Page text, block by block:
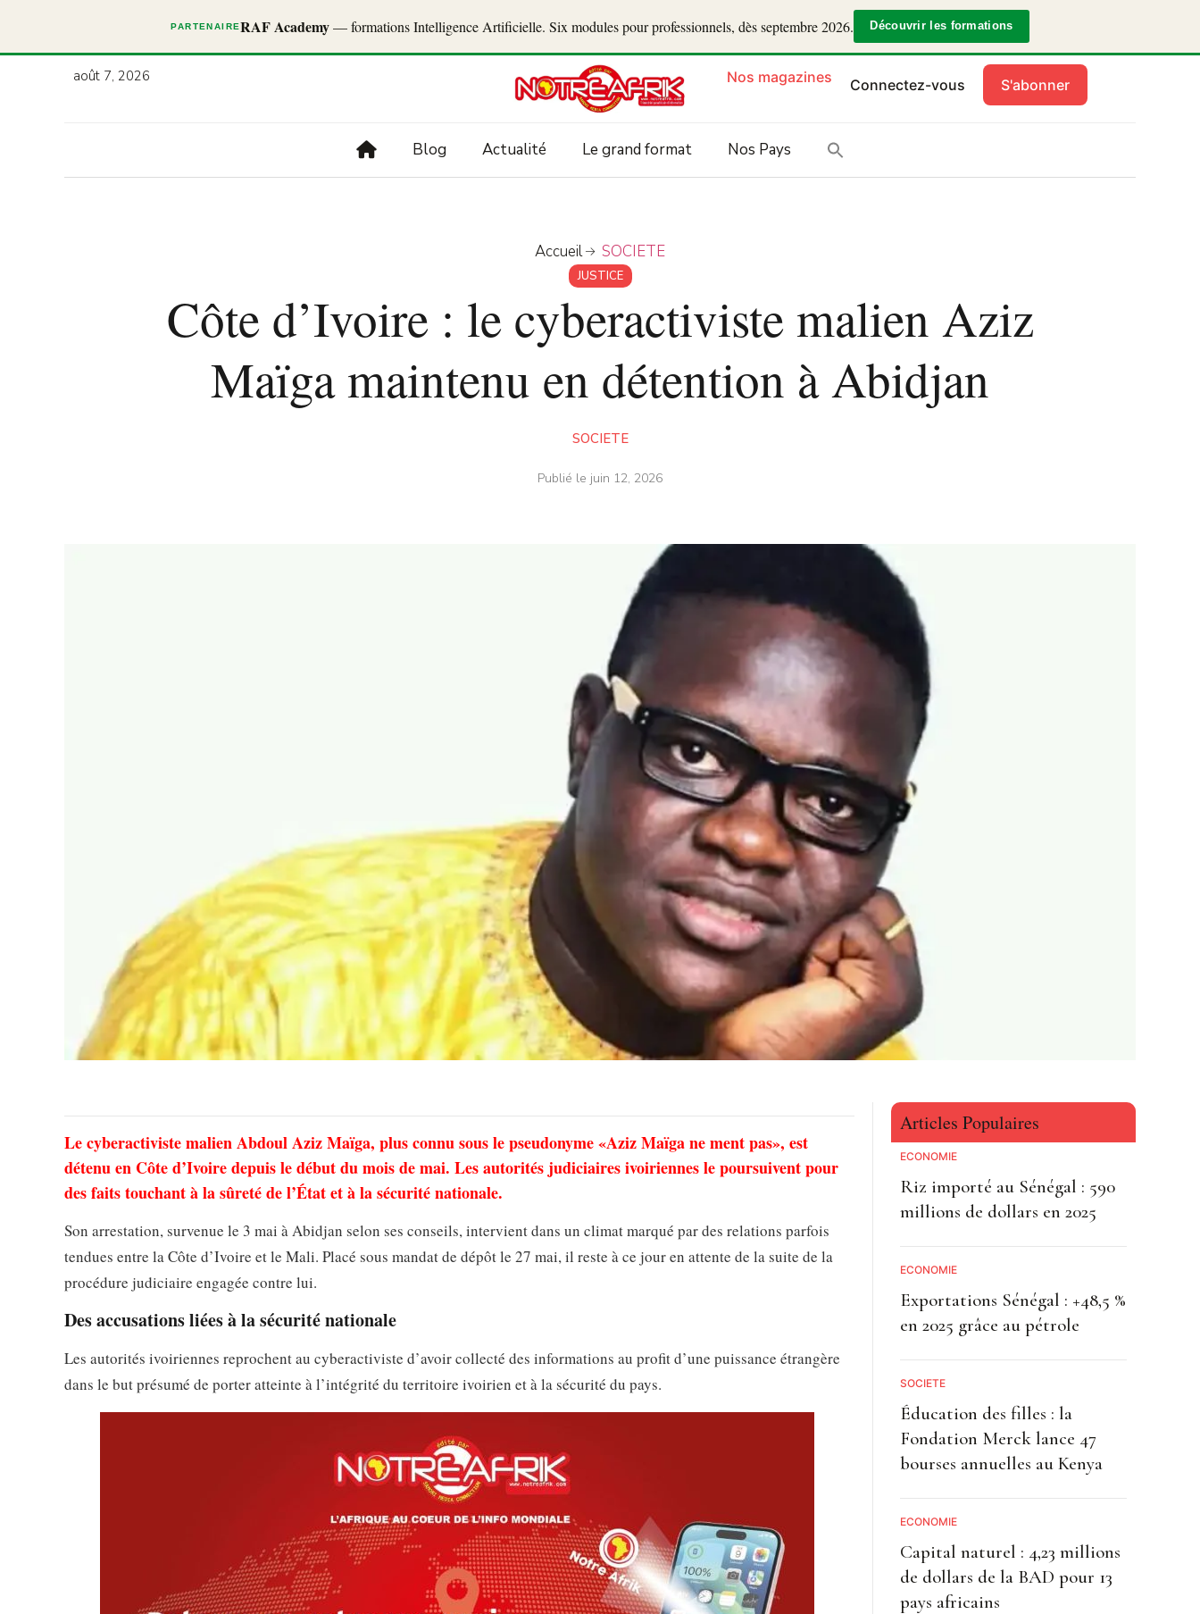
PARTENAIRERAF Academy— formations Intelligence Artificielle. Six modules pour professionnels, dès septembre 2026. Découvrir les formations
août 7, 2026 Nos magazines Connectez-vous S'abonner
Blog Actualité Le grand format Nos Pays
Accueil SOCIETE
JUSTICE
Côte d’Ivoire : le cyberactiviste malien Aziz
Maïga maintenu en détention à Abidjan
SOCIETE
Publié le juin 12, 2026
Le cyberactiviste malien Abdoul Aziz Maïga, plus connu sous le pseudonyme «Aziz Maïga ne ment pas», est
détenu en Côte d’Ivoire depuis le début du mois de mai. Les autorités judiciaires ivoiriennes le poursuivent pour
des faits touchant à la sûreté de l’État et à la sécurité nationale.
Son arrestation, survenue le 3 mai à Abidjan selon ses conseils, intervient dans un climat marqué par des relations parfois
tendues entre la Côte d’Ivoire et le Mali. Placé sous mandat de dépôt le 27 mai, il reste à ce jour en attente de la suite de la
procédure judiciaire engagée contre lui.
Des accusations liées à la sécurité nationale
Les autorités ivoiriennes reprochent au cyberactiviste d’avoir collecté des informations au profit d’une puissance étrangère
dans le but présumé de porter atteinte à l’intégrité du territoire ivoirien et à la sécurité du pays.
Articles Populaires
ECONOMIE
Riz importé au Sénégal : 590
millions de dollars en 2025
ECONOMIE
Exportations Sénégal : +48,5 %
en 2025 grâce au pétrole
SOCIETE
Éducation des filles : la
Fondation Merck lance 47
bourses annuelles au Kenya
ECONOMIE
Capital naturel : 4,23 millions
de dollars de la BAD pour 13
pays africains